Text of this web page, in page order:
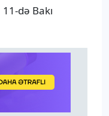
də Bakı